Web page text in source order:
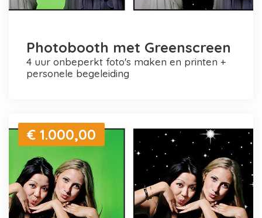
Photobooth met Greenscreen
4 uur onbeperkt foto's maken en printen +
personele begeleiding
€ 1.000,00